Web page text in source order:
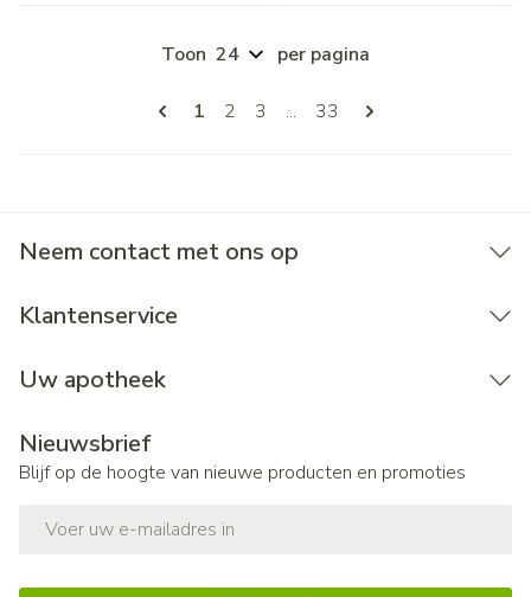
Pagina's
U lees momenteel pagina
1 Pagina
2 Pagina
3 ... Pagina
33
Toon per pagina
Neem contact met ons op
Klantenservice
Uw apotheek
Nieuwsbrief
Blijf op de hoogte van nieuwe producten en promoties